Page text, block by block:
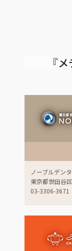
『
ノーブルデン
東京都世田谷
03-3306-3671